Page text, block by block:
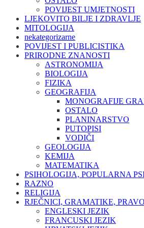
POVIJEST UMJETNOSTI
LJEKOVITO BILJE I ZDRAVLJE
MITOLOGIJA
nekategorizarne
POVIJEST I PUBLICISTIKA
PRIRODNE ZNANOSTI
ASTRONOMIJA
BIOLOGIJA
FIZIKA
GEOGRAFIJA
MONOGRAFIJE
OSTALO
PLANINARSTVO
PUTOPISI
VODIČI
GEOLOGIJA
KEMIJA
MATEMATIKA
PSIHOLOGIJA, POPULARNA
RAZNO
RELIGIJA
RJEČNICI, GRAMATIKE,
ENGLESKI JEZIK
FRANCUSKI JEZIK